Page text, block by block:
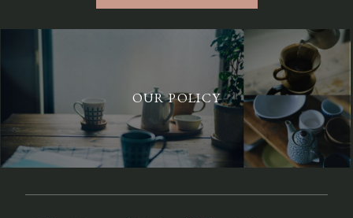
OUR POLICY